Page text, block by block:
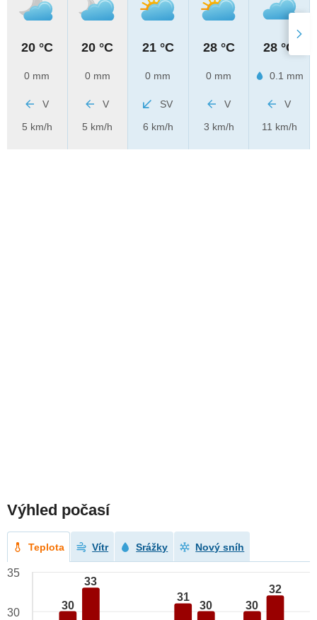
20 °C
0 mm
V
5 km/h
20 °C
0 mm
V
5 km/h
21 °C
0 mm
SV
6 km/h
28 °C
0 mm
V
3 km/h
28 °C
0.1 mm
V
11 km/h
Výhled počasí
Teplota Vítr Srážky Nový sníh
30
33
31
30 30
32
35
30